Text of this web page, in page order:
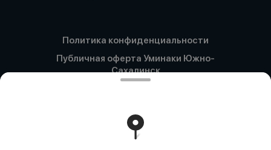
Политика конфиденциальности
Публичная оферта Уминаки Южно-
Сахалинск
Хабаровск
Оферта регулярных платежей Сахалин